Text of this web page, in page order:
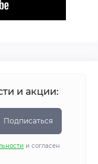
и акции:
Подписаться
и согласен